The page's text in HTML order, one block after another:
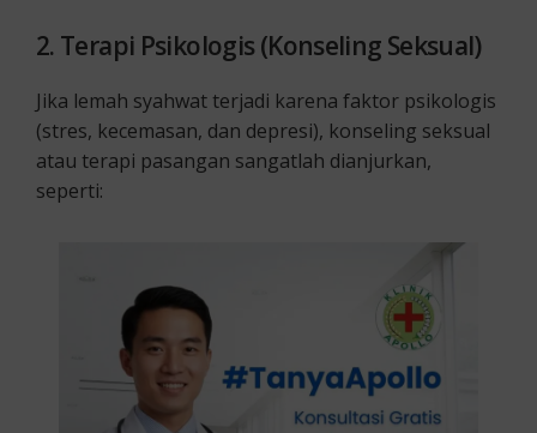
2. Terapi Psikologis (Konseling Seksual)
Jika lemah syahwat terjadi karena faktor psikologis
(stres, kecemasan, dan depresi), konseling seksual
atau terapi pasangan sangatlah dianjurkan,
seperti: